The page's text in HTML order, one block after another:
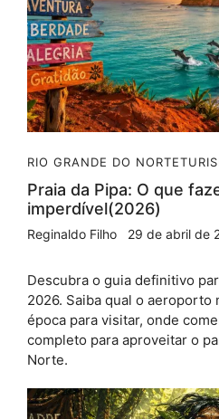
RIO GRANDE DO NORTE
Praia da Pipa: O que
imperdível(2026)
Reginaldo Filho 29 de abril de
Descubra o guia definitivo
2026. Saiba qual o aeroporto
época para visitar, onde
completo para aproveitar o
Norte.